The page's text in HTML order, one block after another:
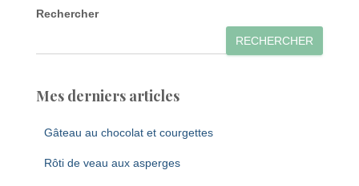
Rechercher
RECHERCHER
Mes derniers articles
Gâteau au chocolat et courgettes
Rôti de veau aux asperges